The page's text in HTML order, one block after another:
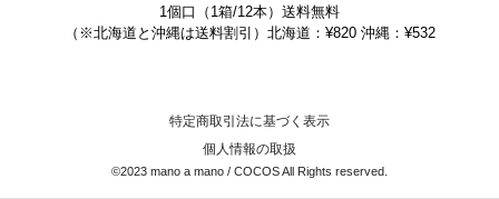
1個口（1箱/12本）送料無料
（※北海道と沖縄は送料割引）北海道：¥820 沖縄：¥532
特定商取引法に基づく表示
個人情報の取扱
©2023 mano a mano / COCOS All Rights reserved.